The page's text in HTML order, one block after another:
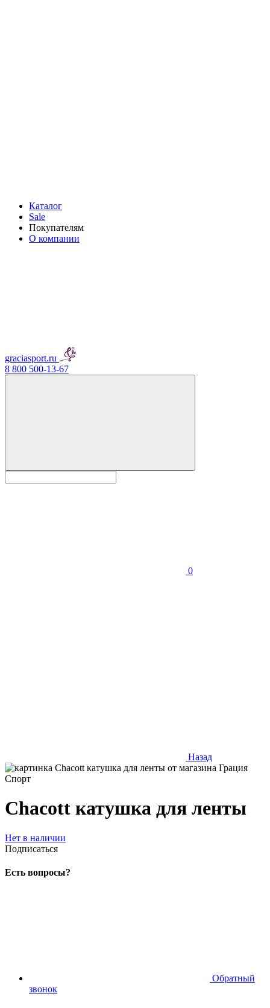
Каталог
Sale
Покупателям
О компании
graciasport.ru
8 800 500-13-67
0
Назад
Chacott катушка для ленты
Нет в наличии
Подписаться
Есть вопросы?
Обратный
звонок